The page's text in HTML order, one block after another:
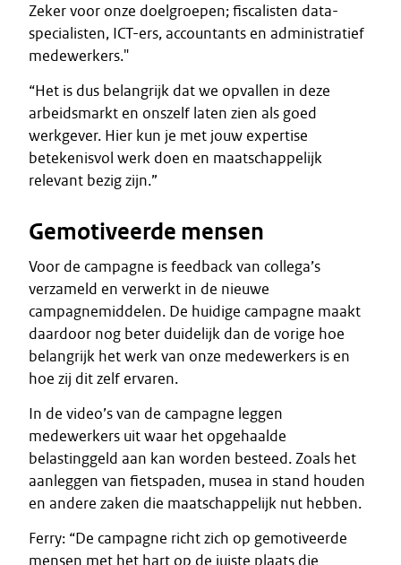
Zeker voor onze doelgroepen; fiscalisten data-
specialisten, ICT-ers, accountants en administratief
medewerkers."
“Het is dus belangrijk dat we opvallen in deze
arbeidsmarkt en onszelf laten zien als goed
werkgever. Hier kun je met jouw expertise
betekenisvol werk doen en maatschappelijk
relevant bezig zijn.”
Gemotiveerde mensen
Voor de campagne is feedback van collega’s
verzameld en verwerkt in de nieuwe
campagnemiddelen. De huidige campagne maakt
daardoor nog beter duidelijk dan de vorige hoe
belangrijk het werk van onze medewerkers is en
hoe zij dit zelf ervaren.
In de video’s van de campagne leggen
medewerkers uit waar het opgehaalde
belastinggeld aan kan worden besteed. Zoals het
aanleggen van fietspaden, musea in stand houden
en andere zaken die maatschappelijk nut hebben.
Ferry: “De campagne richt zich op gemotiveerde
mensen met het hart op de juiste plaats die